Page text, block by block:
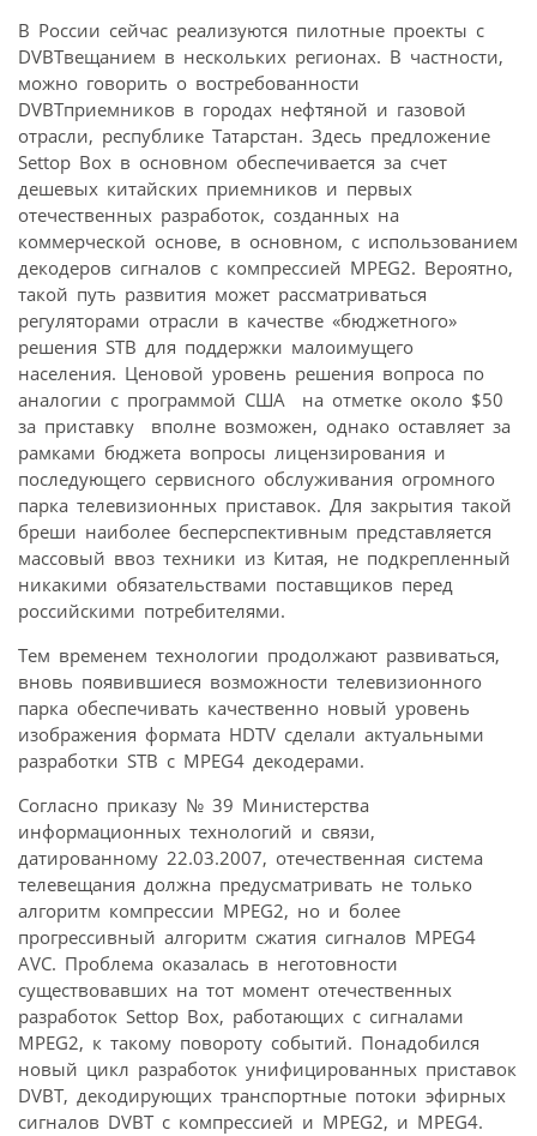
В России сейчас реализуются пилотные проекты с
DVBTвещанием в нескольких регионах. В частности,
можно говорить о востребованности
DVBTприемников в городах нефтяной и газовой
отрасли, республике Татарстан. Здесь предложение
Settop Box в основном обеспечивается за счет
дешевых китайских приемников и первых
отечественных разработок, созданных на
коммерческой основе, в основном, с использованием
декодеров сигналов с компрессией MPEG2. Вероятно,
такой путь развития может рассматриваться
регуляторами отрасли в качестве «бюджетного»
решения STB для поддержки малоимущего
населения. Ценовой уровень решения вопроса по
аналогии с программой США  на отметке около $50
за приставку  вполне возможен, однако оставляет за
рамками бюджета вопросы лицензирования и
последующего сервисного обслуживания огромного
парка телевизионных приставок. Для закрытия такой
бреши наиболее бесперспективным представляется
массовый ввоз техники из Китая, не подкрепленный
никакими обязательствами поставщиков перед
российскими потребителями.
Тем временем технологии продолжают развиваться,
вновь появившиеся возможности телевизионного
парка обеспечивать качественно новый уровень
изображения формата HDTV сделали актуальными
разработки STB с MPEG4 декодерами.
Согласно приказу № 39 Министерства
информационных технологий и связи,
датированному 22.03.2007, отечественная система
телевещания должна предусматривать не только
алгоритм компрессии MPEG2, но и более
прогрессивный алгоритм сжатия сигналов MPEG4
AVC. Проблема оказалась в неготовности
существовавших на тот момент отечественных
разработок Settop Box, работающих с сигналами
MPEG2, к такому повороту событий. Понадобился
новый цикл разработок унифицированных приставок
DVBT, декодирующих транспортные потоки эфирных
сигналов DVBT с компрессией и MPEG2, и MPEG4.